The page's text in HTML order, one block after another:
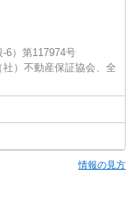
）第117974号
社）不動産保証協会、全
情報の見方